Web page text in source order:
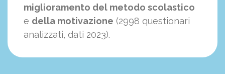
miglioramento del metodo scolastico
e della motivazione (2998 questionari
analizzati, dati 2023).